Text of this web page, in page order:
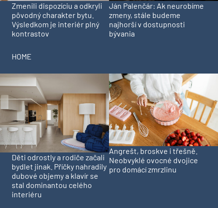
Zmenili dispozíciu a odkryli
pôvodný charakter bytu.
Výsledkom je interiér plný
kontrastov
Ján Palenčár: Ak neurobíme
zmeny, stále budeme
najhorší v dostupnosti
bývania
HOME
Děti odrostly a rodiče začali
bydlet jinak. Příčky nahradily
dubové objemy a klavír se
stal dominantou celého
interiéru
Angrešt, broskve i třešně.
Neobvyklé ovocné dvojice
pro domácí zmrzlinu